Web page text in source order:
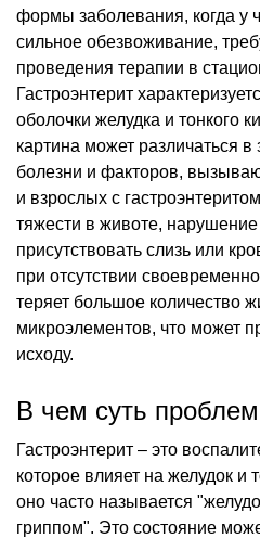
формы заболевания, когда у
сильное обезвоживание,
проведения терапии в
Гастроэнтерит
оболочки желудка и тонкого
картина может различаться в
болезни и факторов,
и взрослых с
тяжести в животе, нарушение
присутствовать слизь или
при отсутствии
теряет большое количество
микроэлементов, что может
исходу.
В чем суть
Гастроэнтерит – это
которое влияет на желудок и
оно часто называется
гриппом". Это состояние